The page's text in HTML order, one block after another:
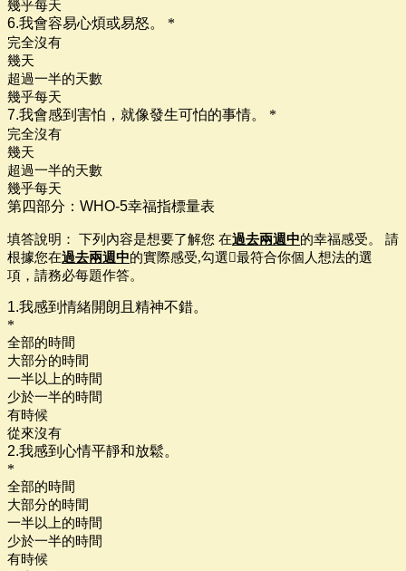
幾乎每天
6.我會容易心煩或易怒。 *
完全沒有
幾天
超過一半的天數
幾乎每天
7.我會感到害怕，就像發生可怕的事情。 *
完全沒有
幾天
超過一半的天數
幾乎每天
第四部分：WHO-5幸福指標量表
填答說明： 下列內容是想要了解您 在過去兩週中的幸福感受。 請
根據您在過去兩週中的實際感受,勾選最符合你個人想法的選
項，請務必每題作答。
1.我感到情緒開朗且精神不錯。
*
全部的時間
大部分的時間
一半以上的時間
少於一半的時間
有時候
從來沒有
2.我感到心情平靜和放鬆。
*
全部的時間
大部分的時間
一半以上的時間
少於一半的時間
有時候